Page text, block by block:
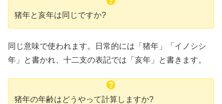
猪年と亥年は同じですか?
同じ意味で使われます。日常的には「猪年」「イノシシ
年」と書かれ、十二支の表記では「亥年」と書きます。
猪年の年齢はどうやって計算しますか?